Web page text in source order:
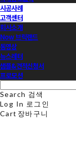
시공사례
고객센터
회사소개
Now 브릭랜드
동영상
뉴스레터
샘플&견적신청서
프로모션
Search 검색
Log In 로그인
Cart 장바구니